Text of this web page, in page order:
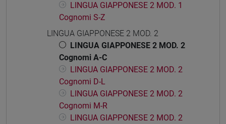
LINGUA GIAPPONESE 2 MOD. 1
Cognomi S-Z
LINGUA GIAPPONESE 2 MOD. 2
LINGUA GIAPPONESE 2 MOD. 2
Cognomi A-C
LINGUA GIAPPONESE 2 MOD. 2
Cognomi D-L
LINGUA GIAPPONESE 2 MOD. 2
Cognomi M-R
LINGUA GIAPPONESE 2 MOD. 2